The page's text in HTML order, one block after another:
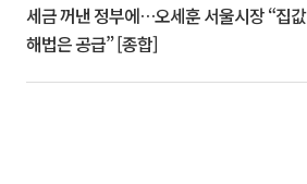
세금 꺼낸 정부에…오세훈 서울시장 “집값
해법은 공급” [종합]